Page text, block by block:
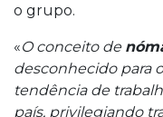
o grupo.
«O conceito de
desconhecido para
tendência de
país, privilegiando